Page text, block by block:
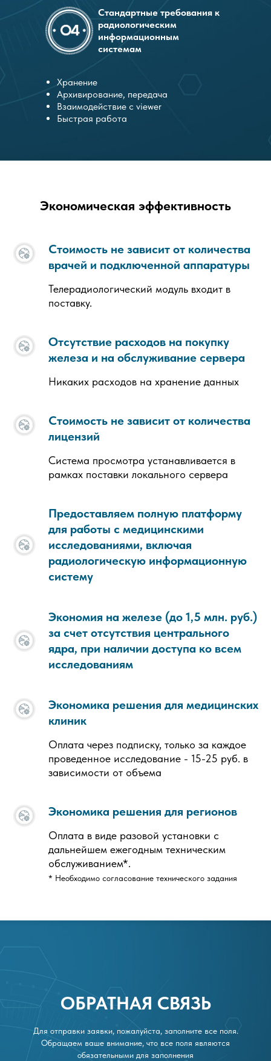
Стандартные требования к
радиологическим
информационным
системам
Хранение
Архивирование, передача
Взаимодействие с viewer
Быстрая работа
Экономическая эффективность
Стоимость не зависит от количества
врачей и подключенной аппаратуры
Телерадиологический модуль входит в
поставку.
Отсутствие расходов на покупку
железа и на обслуживание сервера
Никаких расходов на хранение данных
Стоимость не зависит от количества
лицензий
Система просмотра устанавливается в
рамках поставки локального сервера
Предоставляем полную платформу
для работы с медицинскими
исследованиями, включая
радиологическую информационную
систему
Экономия на железе (до 1,5 млн. руб.)
за счет отсутствия центрального
ядра, при наличии доступа ко всем
исследованиям
Экономика решения для медицинских
клиник
Оплата через подписку, только за каждое
проведенное исследование - 15-25 руб. в
зависимости от объема
Экономика решения для регионов
Оплата в виде разовой установки с
дальнейшем ежегодным техническим
обслуживанием*.
* Необходимо согласование технического задания
ОБРАТНАЯ СВЯЗЬ
Для отправки заявки, пожалуйста, заполните все поля.
Обращаем ваше внимание, что все поля являются
обязательными для заполнения